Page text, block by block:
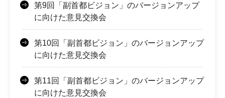
第9回「副首都ビジョン」のバージョンアップ
に向けた意見交換会
第10回「副首都ビジョン」のバージョンアップ
に向けた意見交換会
第11回「副首都ビジョン」のバージョンアップ
に向けた意見交換会